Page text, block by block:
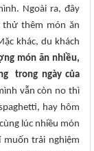
Ngoài ra, đây
thử thêm món ăn
khác, du khách
món ăn nhiều,
trong ngày của
vẫn còn no thì
hay hôm
lúc nhiều món
muốn trải nghiệm